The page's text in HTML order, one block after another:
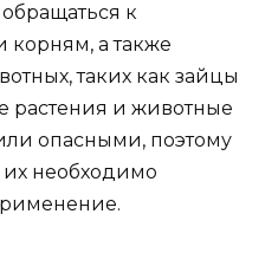
к
а также
таких как зайцы
растения и животные
опасными, поэтому
необходимо